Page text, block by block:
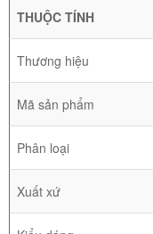
THUỘC TÍNH
Thương hiệu
Mã sản phẩm
Phân loại
Xuất xứ